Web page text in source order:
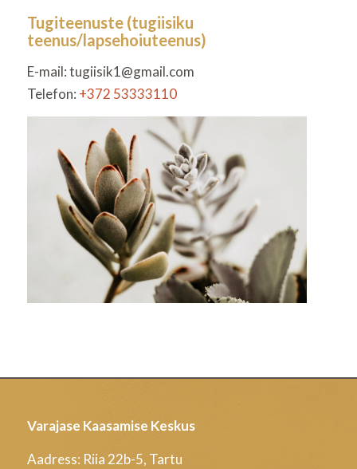
Tugiteenuste (tugiisiku
teenus/lapsehoiuteenus)
E-mail: tugiisik1@gmail.com
Telefon: +372 53333110
Varajase Kaasamise Keskus
Aadress: Riia 22b-5, Tartu